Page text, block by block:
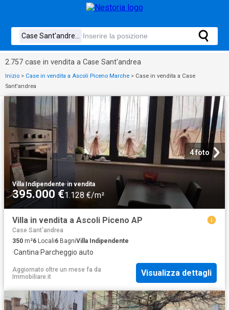
2.757 case in vendita a Case Sant'andrea
Inizio > Case in vendita a Ascoli Piceno Marche > Case in vendita a Case
Sant'andrea
4 foto
Villa Indipendente·in vendita
395.000 €1.128 €/m²
Villa in vendita a Ascoli Piceno AP
Case Sant'andrea
350 m²6 Locali6 BagniVilla Indipendente
·Cantina·Parcheggio auto
Aggiornato oltre un mese fa da
Immobiliare.it
Visualizza dettagli